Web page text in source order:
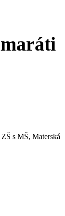
s MŠ, Materská